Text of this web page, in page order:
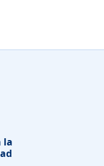
la